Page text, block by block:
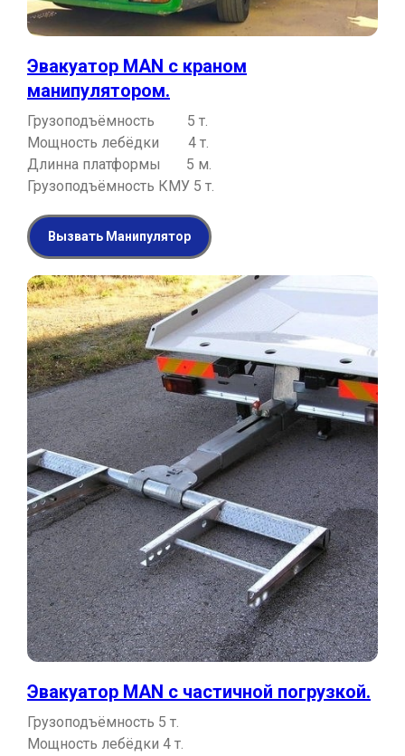
Эвакуатор MAN с краном
манипулятором.
Грузоподъёмность 5 т.
Мощность лебёдки 4 т.
Длинна платформы 5 м.
Грузоподъёмность КМУ 5 т.
Вызвать Манипулятор
Эвакуатор MAN с частичной погрузкой.
Грузоподъёмность 5 т.
Мощность лебёдки 4 т.